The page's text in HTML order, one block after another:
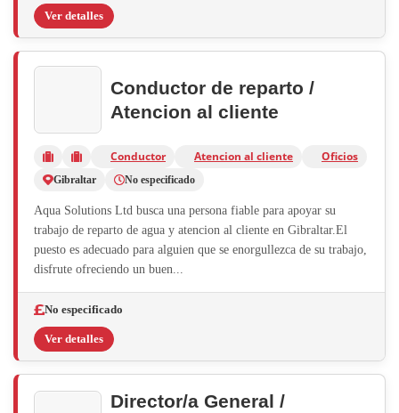
Ver detalles
Conductor de reparto /
Atencion al cliente
Conductor Atencion al cliente Oficios
Gibraltar No especificado
Aqua Solutions Ltd busca una persona fiable para apoyar su
trabajo de reparto de agua y atencion al cliente en Gibraltar.El
puesto es adecuado para alguien que se enorgullezca de su trabajo,
disfrute ofreciendo un buen...
No especificado
Ver detalles
Director/a General /